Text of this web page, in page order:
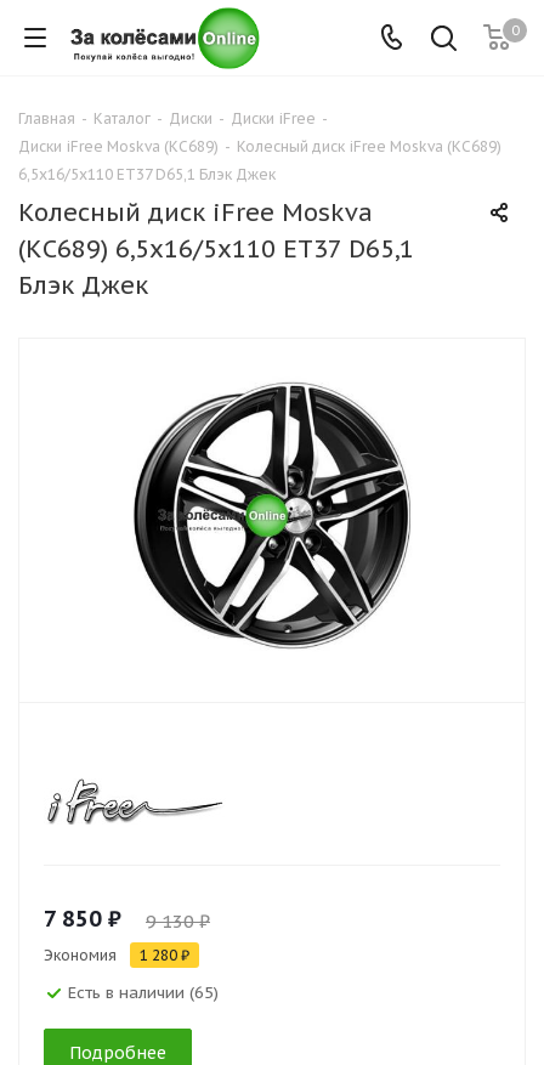
0
Главная - Каталог - Диски - Диски iFree -
Диски iFree Moskva (КС689) - Колесный диск iFree Moskva (КС689)
6,5x16/5x110 ET37 D65,1 Блэк Джек
Колесный диск iFree Moskva
(КС689) 6,5x16/5x110 ET37 D65,1
Блэк Джек
7 850 ₽ 9 130 ₽
Экономия 1 280 ₽
Есть в наличии (65)
Подробнее